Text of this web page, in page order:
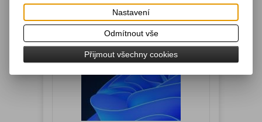
Přidat do košíku
Nastavení
Odmítnout vše
Přijmout všechny cookies